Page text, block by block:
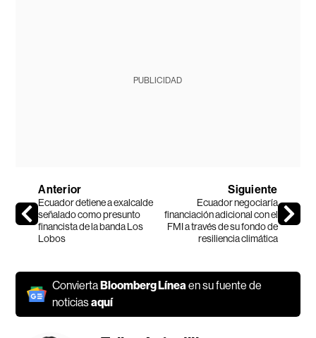
PUBLICIDAD
Anterior
Ecuador detiene a exalcalde
señalado como presunto
financista de la banda Los
Lobos
Siguiente
Ecuador negociaría
financiación adicional con el
FMI a través de su fondo de
resiliencia climática
ConviertaBloomberg Líneaen su fuente de
noticiasaquí